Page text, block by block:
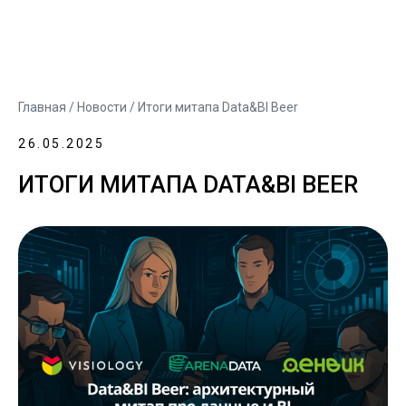
Главная / Новости / Итоги митапа Data&BI Beer
26.05.2025
ИТОГИ МИТАПА DATA&BI BEER